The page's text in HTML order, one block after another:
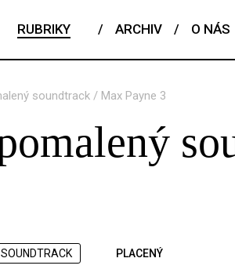
RUBRIKY / ARCHIV / O NÁS
soundtrack / Max Payne 3
SOUNDTRACK PLACENÝ